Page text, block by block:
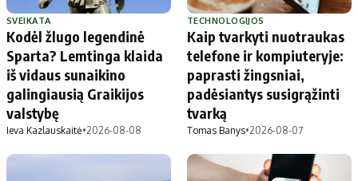
SVEIKATA
Kodėl žlugo legendinė
Sparta? Lemtinga klaida
iš vidaus sunaikino
galingiausią Graikijos
valstybę
Ieva Kazlauskaitė•2026-08-08
TECHNOLOGIJOS
Kaip tvarkyti nuotraukas
telefone ir kompiuteryje:
paprasti žingsniai,
padėsiantys susigrąžinti
tvarką
Tomas Banys•2026-08-07